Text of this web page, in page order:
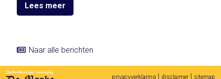
Lees meer
Naar alle berichten
privacyverklaring | disclaimer| sitemap